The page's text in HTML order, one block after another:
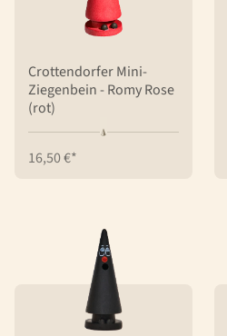
Crottendorfer Mini-
Ziegenbein - Romy Rose
(rot)
16,50 €*